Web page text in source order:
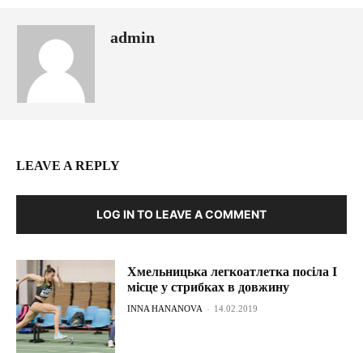
admin
LEAVE A REPLY
LOG IN TO LEAVE A COMMENT
Хмельницька легкоатлетка посіла І
місце у стрибках в довжину
INNA HANANOVA - 14.02.2019